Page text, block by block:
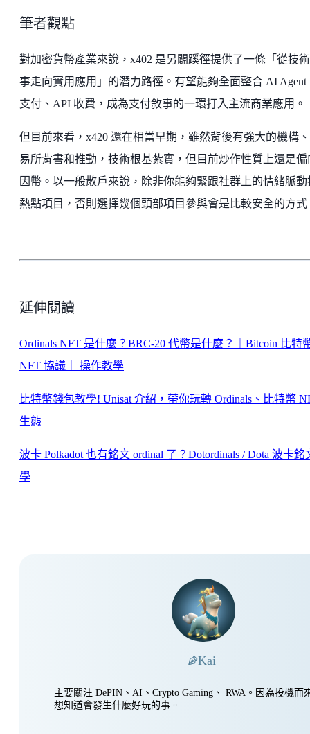
筆者觀點
對加密貨幣產業來說，x402 是另闢蹊徑提供了一條「從技
事走向實用應用」的潛力路徑。有望能夠全面整合 AI Agent
支付、API 收費，成為支付敘事的一環打入主流商業應用。
但目前來看，x420 還在相當早期，雖然背後有強大的機構
易所背書和推動，技術根基紮實，但目前炒作性質上還是偏
因幣。以一般散戶來說，除非你能夠緊跟社群上的情緒脈動
熱點項目，否則選擇幾個頭部項目參與會是比較安全的方式
延伸閱讀
Ordinals NFT 是什麼？BRC-20 代幣是什麼？｜Bitcoin 比特
NFT 協議｜ 操作教學
比特幣錢包教學! Unisat 介紹，帶你玩轉 Ordinals、比特幣
生態
波卡 Polkadot 也有銘文 ordinal 了？Dotordinals / Dota 波卡銘
學
Kai
主要關注 DePIN、AI、Crypto Gaming、 RWA。因為投機而
想知道會發生什麼好玩的事。